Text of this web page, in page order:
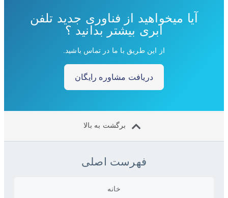
آیا میخواهید از فناوری جدید تلفن
ابری بیشتر بدانید ؟
از این طریق با ما در تماس باشید.
دریافت مشاوره رایگان
برگشت به بالا
فهرست اصلی
خانه